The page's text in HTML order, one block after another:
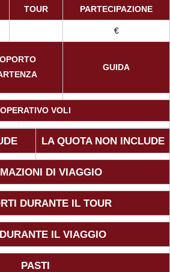
e Kruger
TOUR
PARTECIPAZIONE
€
GUIDA
OPERATIVO VOLI
LA QUOTA NON INCLUDE
DI VIAGGIO
DURANTE IL TOUR
IL VIAGGIO
PASTI